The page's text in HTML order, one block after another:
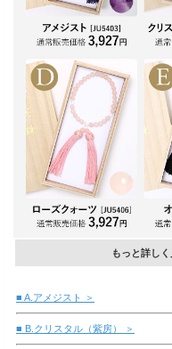
もっと詳し
■ A.アメジスト ＞
■ B.クリスタル（紫房） ＞